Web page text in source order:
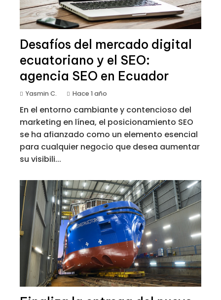
Desafíos del mercado digital
ecuatoriano y el SEO:
agencia SEO en Ecuador
Yasmin C. Hace 1 año
En el entorno cambiante y contencioso del
marketing en línea, el posicionamiento SEO
se ha afianzado como un elemento esencial
para cualquier negocio que desea aumentar
su visibili...